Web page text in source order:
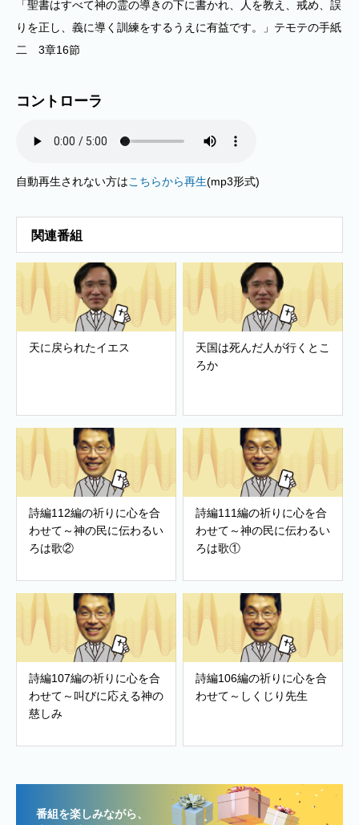
「聖書はすべて神の霊の導きの下に書かれ、人を教え、戒め、誤
りを正し、義に導く訓練をするうえに有益です。」テモテの手紙
二 3章16節
コントローラ
自動再生されない方はこちらから再生(mp3形式)
関連番組
天に戻られたイエス
天国は死んだ人が行くとこ
ろか
詩編112編の祈りに心を合
わせて～神の民に伝わるい
ろは歌②
詩編111編の祈りに心を合
わせて～神の民に伝わるい
ろは歌①
詩編107編の祈りに心を合
わせて～叫びに応える神の
慈しみ
詩編106編の祈りに心を合
わせて～しくじり先生
番組を楽しみながら、